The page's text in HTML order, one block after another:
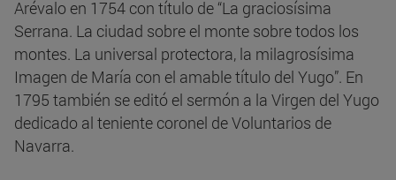
Arévalo en 1754 con título de “La graciosísima
Serrana. La ciudad sobre el monte sobre todos los
montes. La universal protectora, la milagrosísima
Imagen de María con el amable título del Yugo”. En
1795 también se editó el sermón a la Virgen del Yugo
dedicado al teniente coronel de Voluntarios de
Navarra.